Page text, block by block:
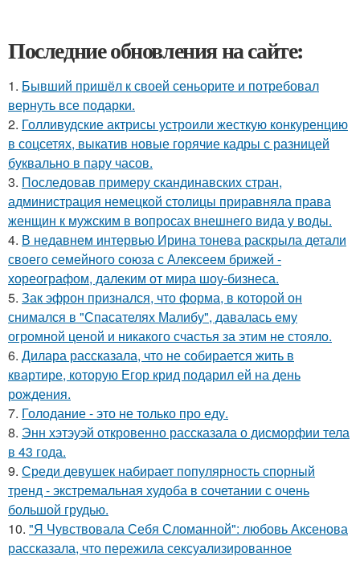
Последние обновления на сайте:
1. Бывший пришёл к своей сеньорите и потребовал
вернуть все подарки.
2. Голливудские актрисы устроили жесткую конкуренцию
в соцсетях, выкатив новые горячие кадры с разницей
буквально в пару часов.
3. Последовав примеру скандинавских стран,
администрация немецкой столицы приравняла права
женщин к мужским в вопросах внешнего вида у воды.
4. В недавнем интервью Ирина тонева раскрыла детали
своего семейного союза с Алексеем брижей -
хореографом, далеким от мира шоу-бизнеса.
5. Зак эфрон признался, что форма, в которой он
снимался в "Спасателях Малибу", давалась ему
огромной ценой и никакого счастья за этим не стояло.
6. Дилара рассказала, что не собирается жить в
квартире, которую Егор крид подарил ей на день
рождения.
7. Голодание - это не только про еду.
8. Энн хэтэуэй откровенно рассказала о дисморфии тела
в 43 года.
9. Среди девушек набирает популярность спорный
тренд - экстремальная худоба в сочетании с очень
большой грудью.
10. "Я Чувствовала Себя Сломанной": любовь Аксенова
рассказала, что пережила сексуализированное